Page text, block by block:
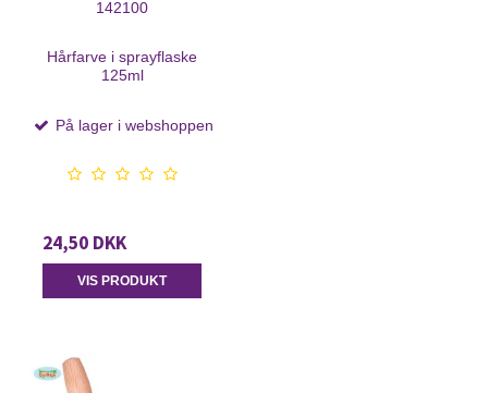
142100
Hårfarve i sprayflaske
125ml
På lager i webshoppen
24,50 DKK
VIS PRODUKT